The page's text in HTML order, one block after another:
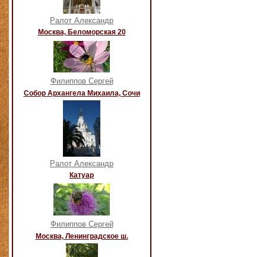
Ралот Александр
Москва, Беломорская 20
Филиппов Сергей
Собор Архангела Михаила, Сочи
Ралот Александр
Катуар
Филиппов Сергей
Москва, Ленинградское ш.